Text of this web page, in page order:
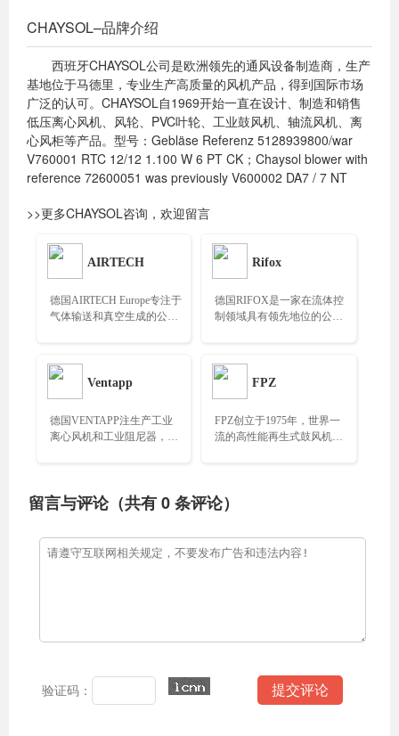
CHAYSOL–品牌介绍
西班牙CHAYSOL公司是欧洲领先的通风设备制造商，生产
基地位于马德里，专业生产高质量的风机产品，得到国际市场
广泛的认可。CHAYSOL自1969开始一直在设计、制造和销售
低压离心风机、风轮、PVC叶轮、工业鼓风机、轴流风机、离
心风柜等产品。型号：Gebläse Referenz 5128939800/war
V760001 RTC 12/12 1.100 W 6 PT CK；Chaysol blower with
reference 72600051 was previously V600002 DA7 / 7 NT
>>更多CHAYSOL咨询，欢迎留言
AIRTECH
德国AIRTECH Europe专注于
气体输送和真空生成的公
Rifox
德国RIFOX是一家在流体控
制领域具有领先地位的公
Ventapp
德国VENTAPP注生产工业
离心风机和工业阻尼器，产
FPZ
FPZ创立于1975年，世界一
流的高性能再生式鼓风机制
留言与评论（共有0条评论）
验证码：